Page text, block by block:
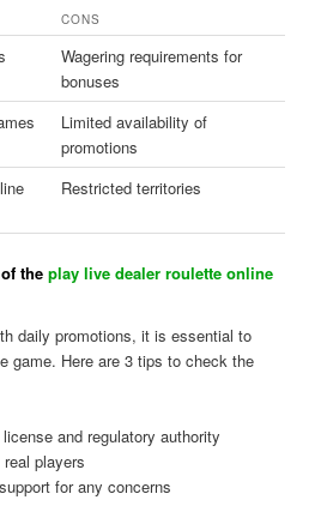
CONS
Wagering requirements for
bonuses
Limited availability of
promotions
Restricted territories
of theplay live dealer roulette online
daily promotions, it is essential to
game. Here are 3 tips to check the
and regulatory authority
players
for any concerns